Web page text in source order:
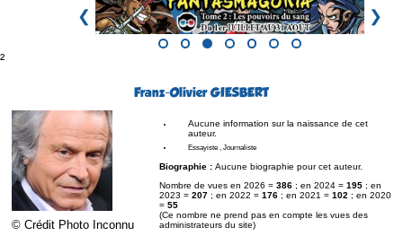
❮ ❯
²
Franz-Olivier GIESBERT
© Crédit Photo Inconnu
Aucune information sur la naissance de cet
auteur.
Essayiste , Journaliste
Biographie : Aucune biographie pour cet auteur.
Nombre de vues en 2026 = 386 ; en 2024 = 195 ; en
2023 = 207 ; en 2022 = 176 ; en 2021 = 102 ; en 2020
= 55
(Ce nombre ne prend pas en compte les vues des
administrateurs du site)